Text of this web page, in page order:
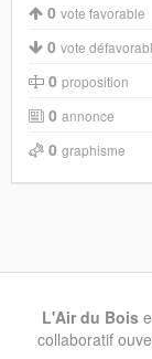
0 vote favorable
0 vote
0 proposition
0 annonce
0 graphisme
L'Air du Bois
collaboratif